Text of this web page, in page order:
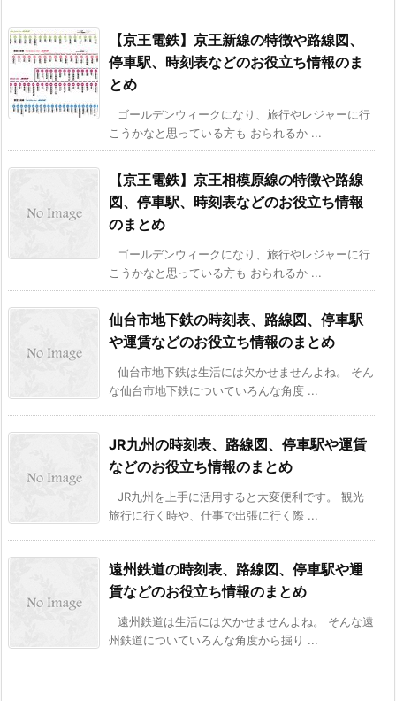
【京王電鉄】京王新線の特徴や路線図、
停車駅、時刻表などのお役立ち情報のま
とめ
ゴールデンウィークになり、旅行やレジャーに行
こうかなと思っている方も おられるか ...
【京王電鉄】京王相模原線の特徴や路線
図、停車駅、時刻表などのお役立ち情報
のまとめ
ゴールデンウィークになり、旅行やレジャーに行
こうかなと思っている方も おられるか ...
仙台市地下鉄の時刻表、路線図、停車駅
や運賃などのお役立ち情報のまとめ
仙台市地下鉄は生活には欠かせませんよね。 そん
な仙台市地下鉄についていろんな角度 ...
JR九州の時刻表、路線図、停車駅や運賃
などのお役立ち情報のまとめ
JR九州を上手に活用すると大変便利です。 観光
旅行に行く時や、仕事で出張に行く際 ...
遠州鉄道の時刻表、路線図、停車駅や運
賃などのお役立ち情報のまとめ
遠州鉄道は生活には欠かせませんよね。 そんな遠
州鉄道についていろんな角度から掘り ...